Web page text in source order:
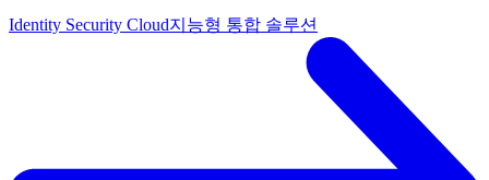
Identity Security Cloud지능형 통합 솔루션